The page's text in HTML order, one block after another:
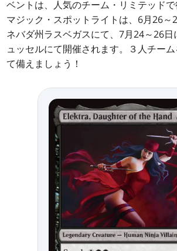
ベントは、人気のチーム・リミテッド
マジック・スポットライトは、6月26～
ネバダ州ラスベガスにて、7月24～26日
ュッセルにて開催されます。３人チー
て備えましょう！